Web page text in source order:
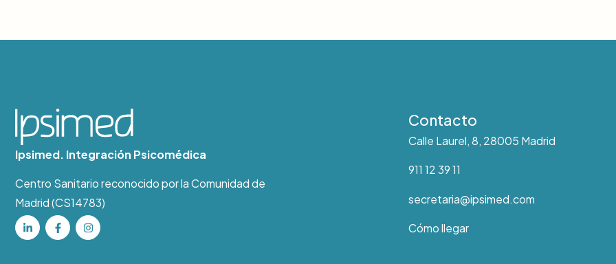
Ipsimed. Integración Psicomédica
Centro Sanitario reconocido por la Comunidad de
Madrid (CS14783)
Contacto
Calle Laurel, 8, 28005 Madrid
911 12 39 11
secretaria@ipsimed.com
Cómo llegar